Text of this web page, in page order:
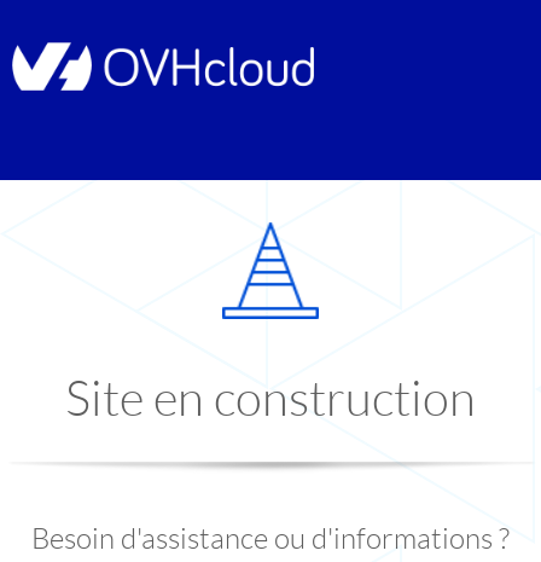
Site en construction
Besoin d'assistance ou d'informations ?